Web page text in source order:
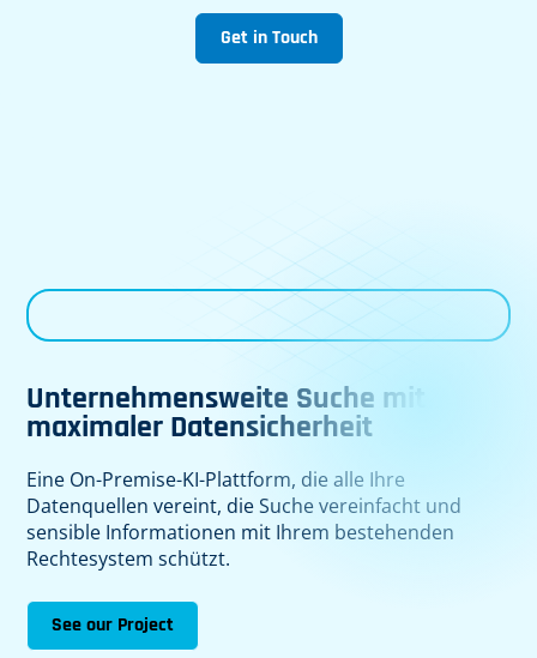
Get in Touch
Unternehmensweite Suche mit
maximaler Datensicherheit
Eine On-Premise-KI-Plattform, die alle Ihre
Datenquellen vereint, die Suche vereinfacht und
sensible Informationen mit Ihrem bestehenden
Rechtesystem schützt.
See our Project